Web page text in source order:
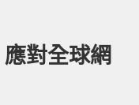
對全球網